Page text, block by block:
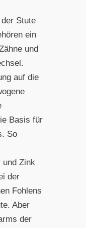
Stute
ein
und
auf die
Basis für
So
und Zink
der
Fohlens
Aber
der